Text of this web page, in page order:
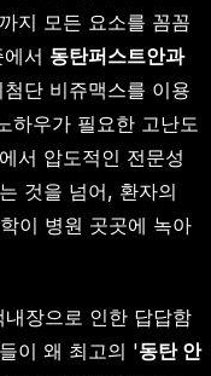
지 모든 요소를 꼼꼼
서 동탄퍼스트안과
단 비쥬맥스를 이용
하우가 필요한 고난도
서 압도적인 전문성
것을 넘어, 환자의
이 병원 곳곳에 녹아
장으로 인한 답답함
이 왜 최고의 '동탄 안